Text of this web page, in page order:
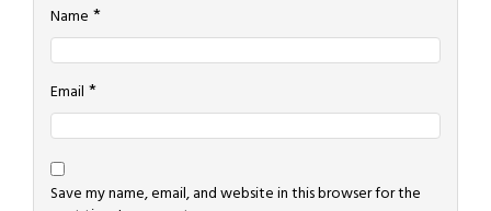
Name *
Email *
Save my name, email, and website in this browser for the